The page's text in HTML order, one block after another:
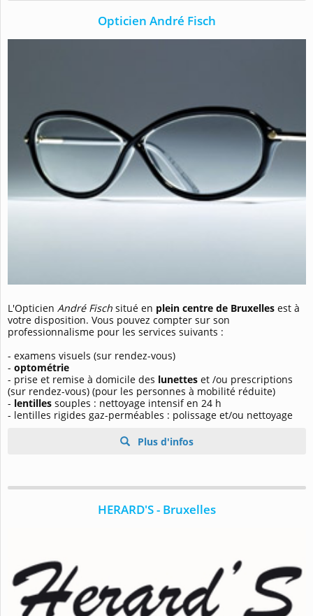
Opticien André Fisch
L'Opticien André Fisch situé en plein centre de Bruxelles est à
votre disposition. Vous pouvez compter sur son
professionnalisme pour les services suivants :
- examens visuels (sur rendez-vous)
- optométrie
- prise et remise à domicile des lunettes et /ou prescriptions
(sur rendez-vous) (pour les personnes à mobilité réduite)
- lentilles souples : nettoyage intensif en 24 h
- lentilles rigides gaz-perméables : polissage et/ou nettoyage
Plus d'infos
HERARD'S - Bruxelles